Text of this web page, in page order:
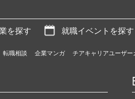
を探す 就職イベントを探す
転職相談 企業マンガ チアキャリアユーザー